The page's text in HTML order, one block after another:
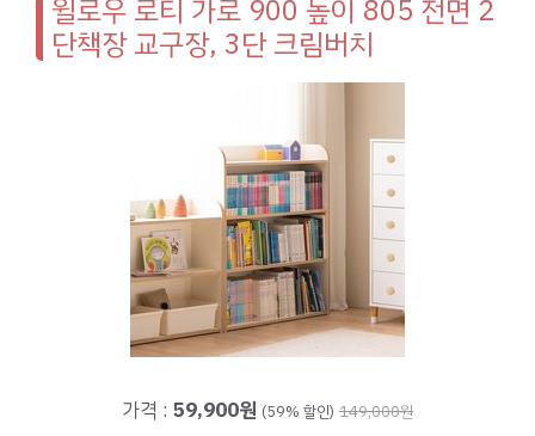
윌로우 로티 가로 900 높이 805 전면 2
단책장 교구장, 3단 크림버치
가격 : 59,900원 (59% 할인) 149,000원